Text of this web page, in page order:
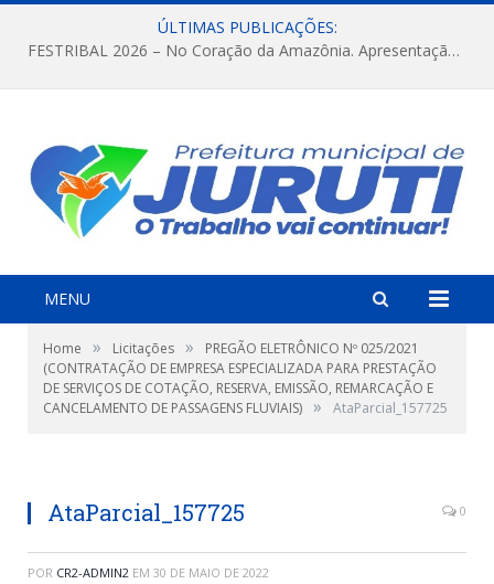
ÚLTIMAS PUBLICAÇÕES:
FESTRIBAL 2026 – No Coração da Amazônia. Apresentação da Munduruku.
MENU
Home » Licitações »
PREGÃO ELETRÔNICO Nº 025/2021
(CONTRATAÇÃO DE EMPRESA ESPECIALIZADA PARA PRESTAÇÃO
DE SERVIÇOS DE COTAÇÃO, RESERVA, EMISSÃO, REMARCAÇÃO E
CANCELAMENTO DE PASSAGENS FLUVIAIS) » AtaParcial_157725
AtaParcial_157725 0
POR CR2-ADMIN2 EM 30 DE MAIO DE 2022